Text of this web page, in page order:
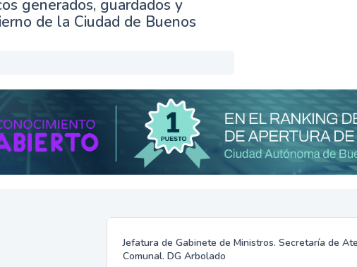
generados, guardados y
de la Ciudad de Buenos
Jefatura de Gabinete de Ministros. Secretaría de
Comunal. DG Arbolado